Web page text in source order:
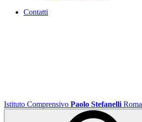
Contatti
Istituto Comprensivo Paolo Stefanelli Roma